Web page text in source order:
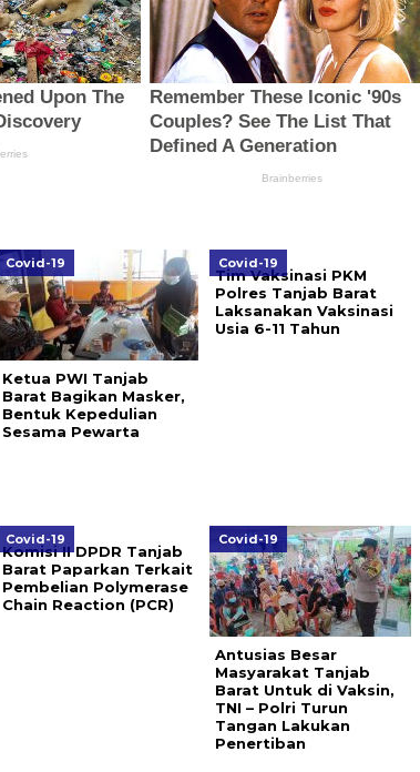
Covid-19
Ketua PWI Tanjab
Barat Bagikan Masker,
Bentuk Kepedulian
Sesama Pewarta
Covid-19
Tim Vaksinasi PKM
Polres Tanjab Barat
Laksanakan Vaksinasi
Usia 6-11 Tahun
Covid-19
Komisi II DPDR Tanjab
Barat Paparkan Terkait
Pembelian Polymerase
Chain Reaction (PCR)
Covid-19
Antusias Besar
Masyarakat Tanjab
Barat Untuk di Vaksin,
TNI – Polri Turun
Tangan Lakukan
Penertiban